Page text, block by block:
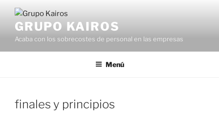
contenidoGRUPO KAIROS
Acaba con los sobrecostes de personal en las empresas
Menú
finales y principios